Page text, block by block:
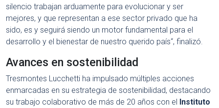
silencio trabajan arduamente para evolucionar y ser
mejores, y que representan a ese sector privado que ha
sido, es y seguirá siendo un motor fundamental para el
desarrollo y el bienestar de nuestro querido país“, finalizó.
Avances en sostenibilidad
Tresmontes Lucchetti ha impulsado múltiples acciones
enmarcadas en su estrategia de sostenibilidad, destacando
su trabajo colaborativo de más de 20 años con el Instituto